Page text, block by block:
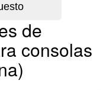
de
consolas